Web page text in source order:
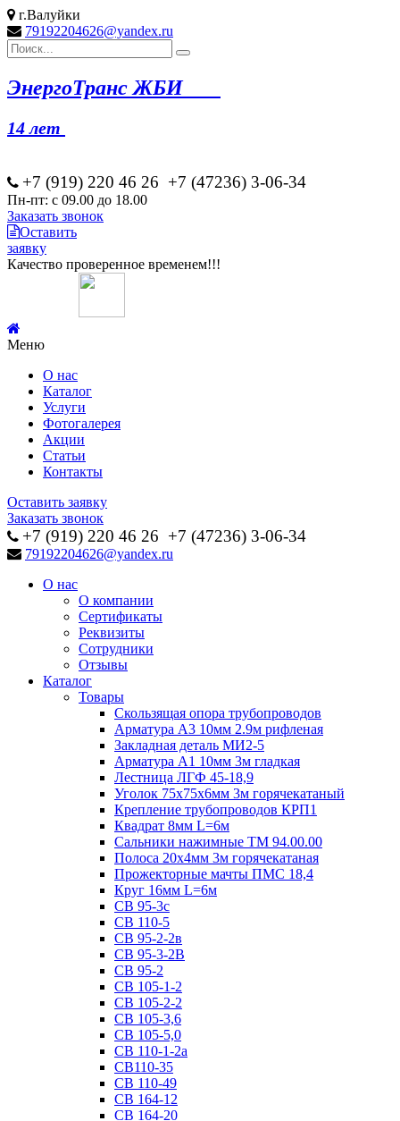
г.Валуйки
79192204626@yandex.ru
ЭнергоТранс ЖБИ
14 лет
+7 (919) 220 46 26 +7 (47236) 3-06-34
Пн-пт: с 09.00 до 18.00
Заказать звонок
Оставить
заявку
Качество проверенное временем!!!
Меню
О нас
Каталог
Услуги
Фотогалерея
Акции
Статьи
Контакты
Оставить заявку
Заказать звонок
+7 (919) 220 46 26 +7 (47236) 3-06-34
79192204626@yandex.ru
О нас
О компании
Сертификаты
Реквизиты
Сотрудники
Отзывы
Каталог
Товары
Скользящая опора трубопроводов
Арматура А3 10мм 2.9м рифленая
Закладная деталь МИ2-5
Арматура А1 10мм 3м гладкая
Лестница ЛГФ 45-18,9
Уголок 75х75х6мм 3м горячекатаный
Крепление трубопроводов КРП1
Квадрат 8мм L=6м
Сальники нажимные ТМ 94.00.00
Полоса 20х4мм 3м горячекатаная
Прожекторные мачты ПМС 18,4
Круг 16мм L=6м
СВ 95-3с
СВ 110-5
СВ 95-2-2в
СВ 95-3-2В
СВ 95-2
СВ 105-1-2
СВ 105-2-2
СВ 105-3,6
СВ 105-5,0
СВ 110-1-2а
СВ110-35
СВ 110-49
СВ 164-12
СВ 164-20